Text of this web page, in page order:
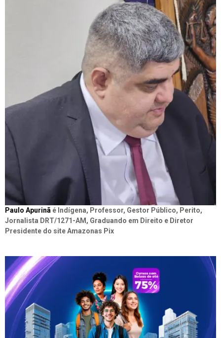
Paulo Apurinã é Indígena, Professor, Gestor Público, Perito,
Jornalista DRT/1271-AM, Graduando em Direito e Diretor
Presidente do site Amazonas Pix